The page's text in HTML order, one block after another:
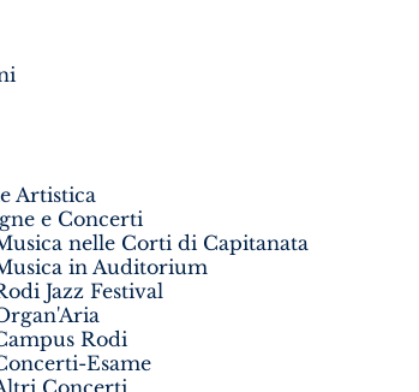
Artistica
e Concerti
nelle Corti di Capitanata
in Auditorium
Jazz Festival
Rodi
Esame
Concerti